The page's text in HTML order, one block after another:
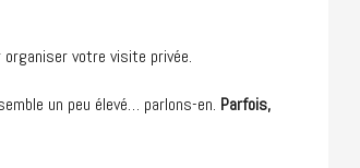
organiser votre visite privée.
un peu élevé… parlons-en. Parfois,